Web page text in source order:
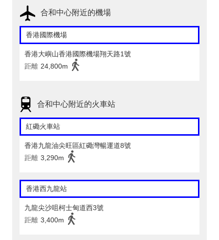
合和中心附近的機場
香港國際機場
香港大嶼山香港國際機場翔天路1號
距離 24,800m
合和中心附近的火車站
紅磡火車站
香港九龍油尖旺區紅磡灣暢運道8號
距離 3,290m
香港西九龍站
九龍尖沙咀柯士甸道西3號
距離 3,400m